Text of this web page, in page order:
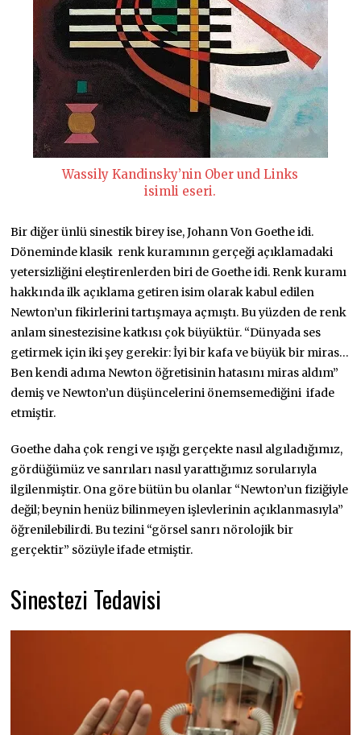
Wassily Kandinsky’nin Ober und Links
isimli eseri.
Bir diğer ünlü sinestik birey ise, Johann Von Goethe idi.
Döneminde klasik renk kuramının gerçeği açıklamadaki
yetersizliğini eleştirenlerden biri de Goethe idi. Renk kuramı
hakkında ilk açıklama getiren isim olarak kabul edilen
Newton’un fikirlerini tartışmaya açmıştı. Bu yüzden de renk
anlam sinestezisine katkısı çok büyüktür. “Dünyada ses
getirmek için iki şey gerekir: İyi bir kafa ve büyük bir miras…
Ben kendi adıma Newton öğretisinin hatasını miras aldım”
demiş ve Newton’un düşüncelerini önemsemediğini ifade
etmiştir.
Goethe daha çok rengi ve ışığı gerçekte nasıl algıladığımız,
gördüğümüz ve sanrıları nasıl yarattığımız sorularıyla
ilgilenmiştir. Ona göre bütün bu olanlar “Newton’un fiziğiyle
değil; beynin henüz bilinmeyen işlevlerinin açıklanmasıyla”
öğrenilebilirdi. Bu tezini “görsel sanrı nörolojik bir
gerçektir” sözüyle ifade etmiştir.
Sinestezi Tedavisi